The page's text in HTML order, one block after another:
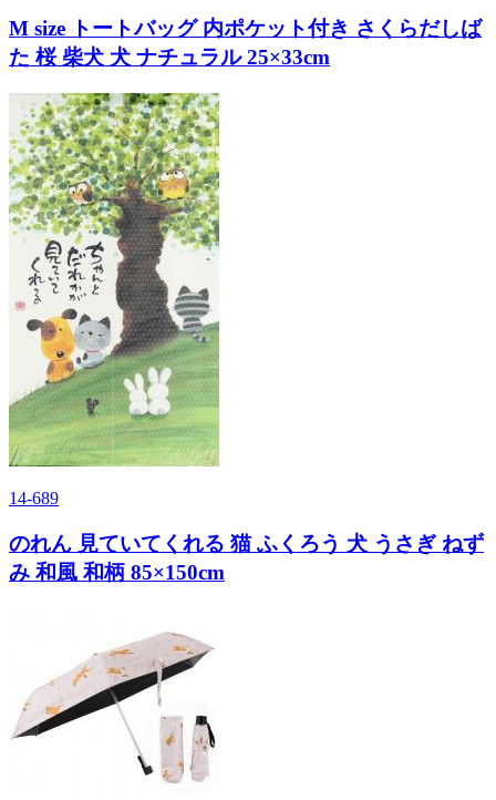
M size トートバッグ 内ポケット付き さくらだしば
た 桜 柴犬 犬 ナチュラル 25×33cm
14-689
のれん 見ていてくれる 猫 ふくろう 犬 うさぎ ねず
み 和風 和柄 85×150cm